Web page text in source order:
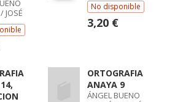
JOSÉ
PALACIOS
GARRIDO
No disponible
3,20 €
ORTOGRAFIA
ANAYA 9
ÁNGEL BUENO